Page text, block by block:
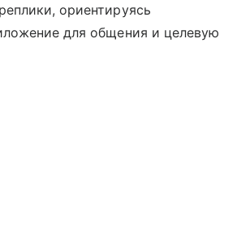
ориентируясь
для общения и целевую